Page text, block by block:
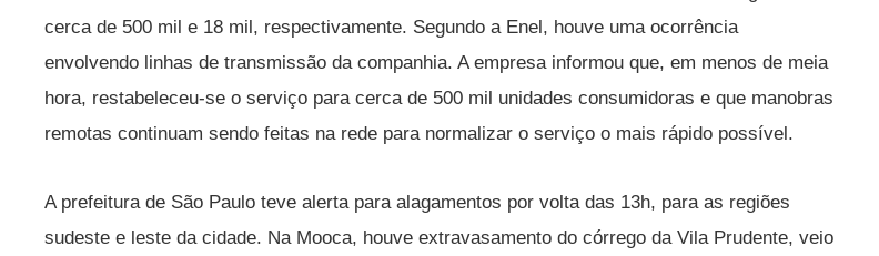
cerca de 500 mil e 18 mil, respectivamente. Segundo a Enel, houve uma ocorrência
envolvendo linhas de transmissão da companhia. A empresa informou que, em menos de meia
hora, restabeleceu-se o serviço para cerca de 500 mil unidades consumidoras e que manobras
remotas continuam sendo feitas na rede para normalizar o serviço o mais rápido possível.
A prefeitura de São Paulo teve alerta para alagamentos por volta das 13h, para as regiões
sudeste e leste da cidade. Na Mooca, houve extravasamento do córrego da Vila Prudente, veio